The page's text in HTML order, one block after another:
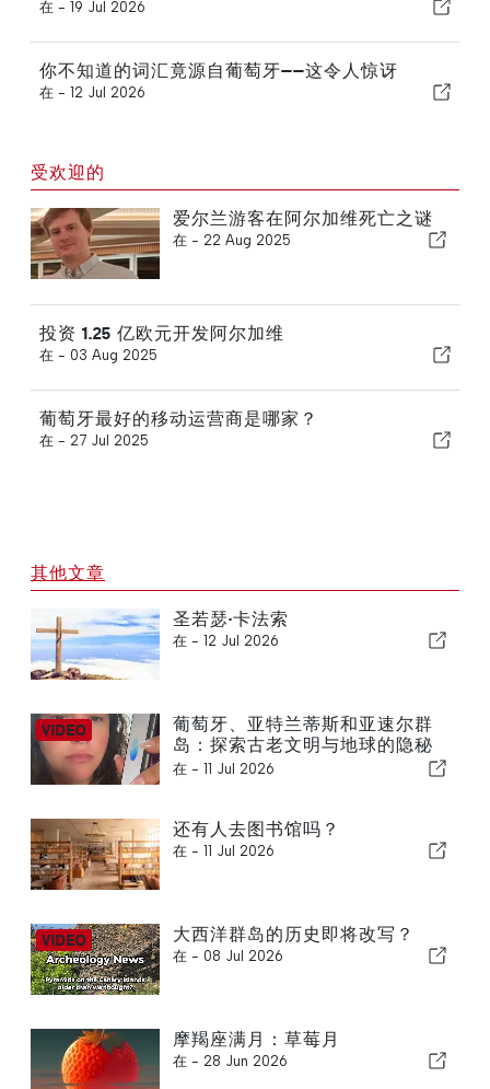
在 - 19 Jul 2026
你不知道的词汇竟源自葡萄牙——这令人惊讶
在 - 12 Jul 2026
受欢迎的
爱尔兰游客在阿尔加维死亡之谜
在 - 22 Aug 2025
投资 1.25 亿欧元开发阿尔加维
在 - 03 Aug 2025
葡萄牙最好的移动运营商是哪家？
在 - 27 Jul 2025
其他文章
圣若瑟·卡法索
在 - 12 Jul 2026
葡萄牙、亚特兰蒂斯和亚速尔群
岛：探索古老文明与地球的隐秘
能量
在 - 11 Jul 2026
还有人去图书馆吗？
在 - 11 Jul 2026
大西洋群岛的历史即将改写？
在 - 08 Jul 2026
摩羯座满月：草莓月
在 - 28 Jun 2026